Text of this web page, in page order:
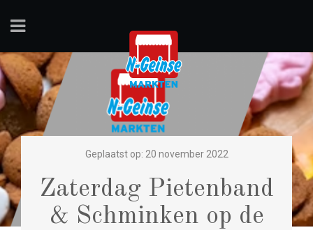
Geplaatst op: 20 november 2022
Zaterdag Pietenband
& Schminken op de